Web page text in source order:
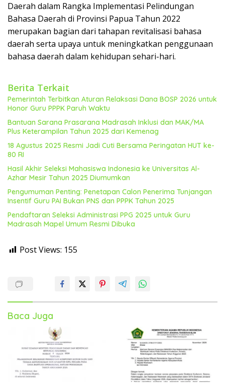
Daerah dalam Rangka Implementasi Pelindungan
Bahasa Daerah di Provinsi Papua Tahun 2022
merupakan bagian dari tahapan revitalisasi bahasa
daerah serta upaya untuk meningkatkan penggunaan
bahasa daerah dalam kehidupan sehari-hari.
Berita Terkait
Pemerintah Terbitkan Aturan Relaksasi Dana BOSP 2026 untuk
Honor Guru PPPK Paruh Waktu
Bantuan Sarana Prasarana Madrasah Inklusi dan MAK/MA
Plus Keterampilan Tahun 2025 dari Kemenag
18 Agustus 2025 Resmi Jadi Cuti Bersama Peringatan HUT ke-
80 RI
Hasil Akhir Seleksi Mahasiswa Indonesia ke Universitas Al-
Azhar Mesir Tahun 2025 Diumumkan
Pengumuman Penting: Penetapan Calon Penerima Tunjangan
Insentif Guru PAI Bukan PNS dan PPPK Tahun 2025
Pendaftaran Seleksi Administrasi PPG 2025 untuk Guru
Madrasah Mapel Umum Resmi Dibuka
Post Views: 155
Baca Juga